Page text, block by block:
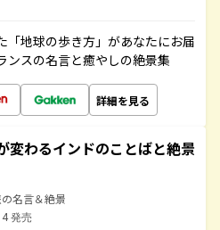
「地球の歩き方」があなたにお届
ンスの名言と癒やしの絶景集
詳細を見る
変わるインドのことばと絶景
名言＆絶景
発売